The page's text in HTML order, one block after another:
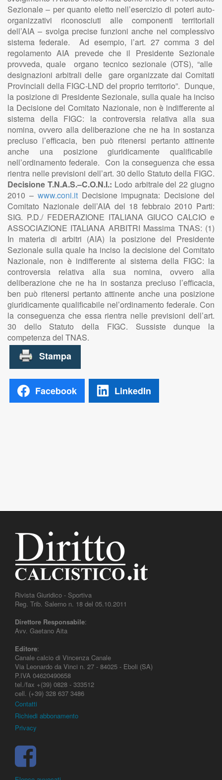
Sezionale – per quanto eletto nell’esercizio di poteri auto-
organizzativi riconosciuti alle componenti territoriali
dell’AIA – svolga precise funzioni anche nel complessivo
sistema federale. Ad esempio, l’art. 27 comma 3 del
regolamento AIA prevede che il Presidente Sezionale
provveda, quale organo tecnico sezionale (OTS), “alle
designazioni arbitrali delle gare organizzate dai Comitati
Provinciali della FIGC-LND del proprio territorio”. Dunque,
la posizione di Presidente Sezionale, sulla quale ha inciso
la Decisione del Comitato Nazionale, non è indifferente al
sistema della FIGC: la controversia relativa alla sua
nomina, ovvero alla deliberazione che ne ha in sostanza
precluso l’efficacia, ben può ritenersi pertanto attinente
anche una posizione giuridicamente qualificabile
nell’ordinamento federale. Con la conseguenza che essa
rientra nelle previsioni dell’art. 30 dello Statuto della FIGC.
Decisione T.N.A.S.–C.O.N.I.: Lodo arbitrale del 22 giugno
2010 – www.coni.itDecisione impugnata: Decisione del
Comitato Nazionale dell’AIA del 18 febbraio 2010 Parti:
SIG. P.D./ FEDERAZIONE ITALIANA GIUCO CALCIO e
ASSOCIAZIONE ITALIANA ARBITRI Massima TNAS: (1)
In materia di arbitri (AIA) la posizione del Presidente
Sezionale sulla quale ha inciso la decisione del Comitato
Nazionale, non è indifferente al sistema della FIGC: la
controversia relativa alla sua nomina, ovvero alla
deliberazione che ne ha in sostanza precluso l’efficacia,
ben può ritenersi pertanto attinente anche una posizione
giuridicamente qualificabile nel’ordinamento federale. Con
la conseguenza che essa rientra nelle previsioni dell’art.
30 dello Statuto della FIGC. Sussiste dunque la
competenza del TNAS.
Facebook LinkedIn
Rivista Giuridico - Sportiva
Reg. Trib. Salerno n. 18 del 05.10.2011
Direttore Responsabile:
Avv. Gaetano Aita
Editore:
Canale calcio di Vincenza Canale
Via Leonardo da Vinci n. 27 - 84025 - Eboli (SA)
P.IVA 04620490658
tel./fax +(39) 0828 - 333512
cell. (+39) 328 637 3486
Contatti
Richiedi abbonamento
Privacy